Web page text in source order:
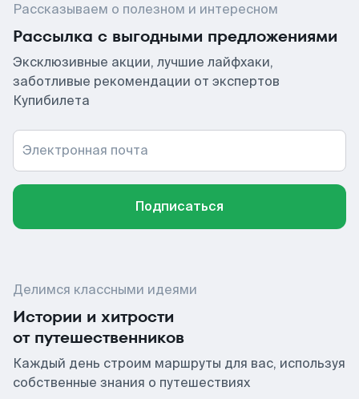
Рассказываем о полезном и интересном
Рассылка с выгодными предложениями
Эксклюзивные акции, лучшие лайфхаки,
заботливые рекомендации от экспертов
Купибилета
Электронная почта
Подписаться
Делимся классными идеями
Истории и хитрости
от путешественников
Каждый день строим маршруты для вас, используя
собственные знания о путешествиях